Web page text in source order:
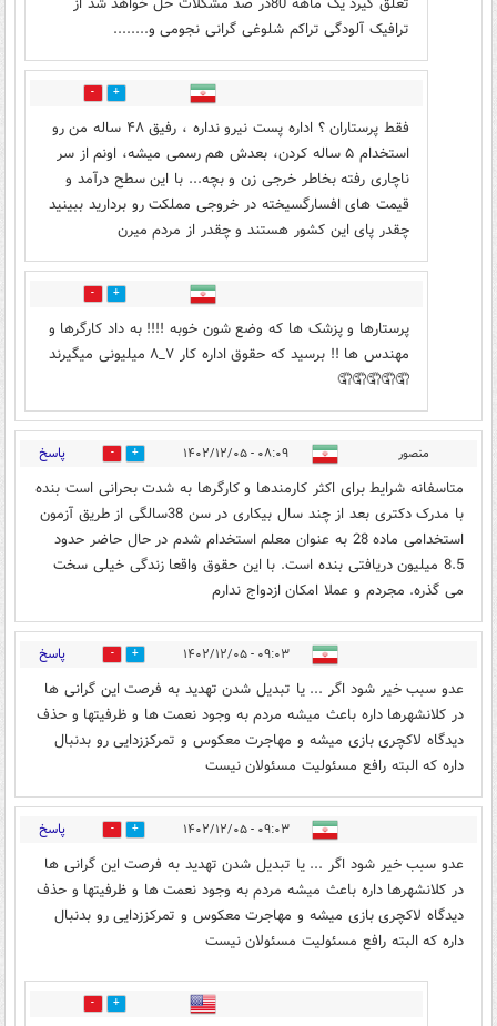
ترافیک آلودگی تراکم شلوغی گرانی نجومی و........
18
فقط پرستاران ؟ اداره پست نیرو نداره ، رفیق ۴۸ ساله من رو
استخدام ۵ ساله کردن، بعدش هم رسمی میشه، اونم از سر
ناچاری رفته بخاطر خرجی زن و بچه... با این سطح درآمد و
قیمت های افسارگسیخته در خروجی مملکت رو بردارید ببینید
چقدر پای این کشور هستند و چقدر از مردم میرن
21
پرستارها و پزشک ها که وضع شون خوبه !!!! به داد کارگرها و
مهندس ها !! برسید که حقوق اداره کار ۷_۸ میلیونی میگیرند
🤦🤦🤦🤦🤦
منصور ۰۸:۰۹ - ۱۴۰۲/۱۲/۰۵ 21 پاسخ
متاسفانه شرایط برای اکثر کارمندها و کارگرها به شدت بحرانی است بنده
با مدرک دکتری بعد از چند سال بیکاری در سن 38سالگی از طریق آزمون
استخدامی ماده 28 به عنوان معلم استخدام شدم در حال حاضر حدود
8.5 میلیون دریافتی بنده است. با این حقوق واقعا زندگی خیلی سخت
می گذره. مجردم و عملا امکان ازدواج ندارم
۰۹:۰۳ - ۱۴۰۲/۱۲/۰۵ 7 پاسخ
عدو سبب خیر شود اگر ... یا تبدیل شدن تهدید به فرصت این گرانی ها
در کلانشهرها داره باعث میشه مردم به وجود نعمت ها و ظرفیتها و حذف
دیدگاه لاکچری بازی میشه و مهاجرت معکوس و تمرکززدایی رو بدنبال
داره که البته رافع مسئولیت مسئولان نیست
۰۹:۰۳ - ۱۴۰۲/۱۲/۰۵ 3 پاسخ
عدو سبب خیر شود اگر ... یا تبدیل شدن تهدید به فرصت این گرانی ها
در کلانشهرها داره باعث میشه مردم به وجود نعمت ها و ظرفیتها و حذف
دیدگاه لاکچری بازی میشه و مهاجرت معکوس و تمرکززدایی رو بدنبال
داره که البته رافع مسئولیت مسئولان نیست
13